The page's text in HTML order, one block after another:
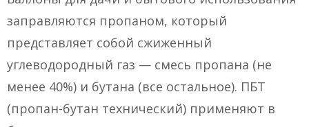
заправляются пропаном, который
представляет собой сжиженный
углеводородный газ — смесь пропана (не
менее 40%) и бутана (все остальное). ПБТ
(пропан-бутан технический) применяют в